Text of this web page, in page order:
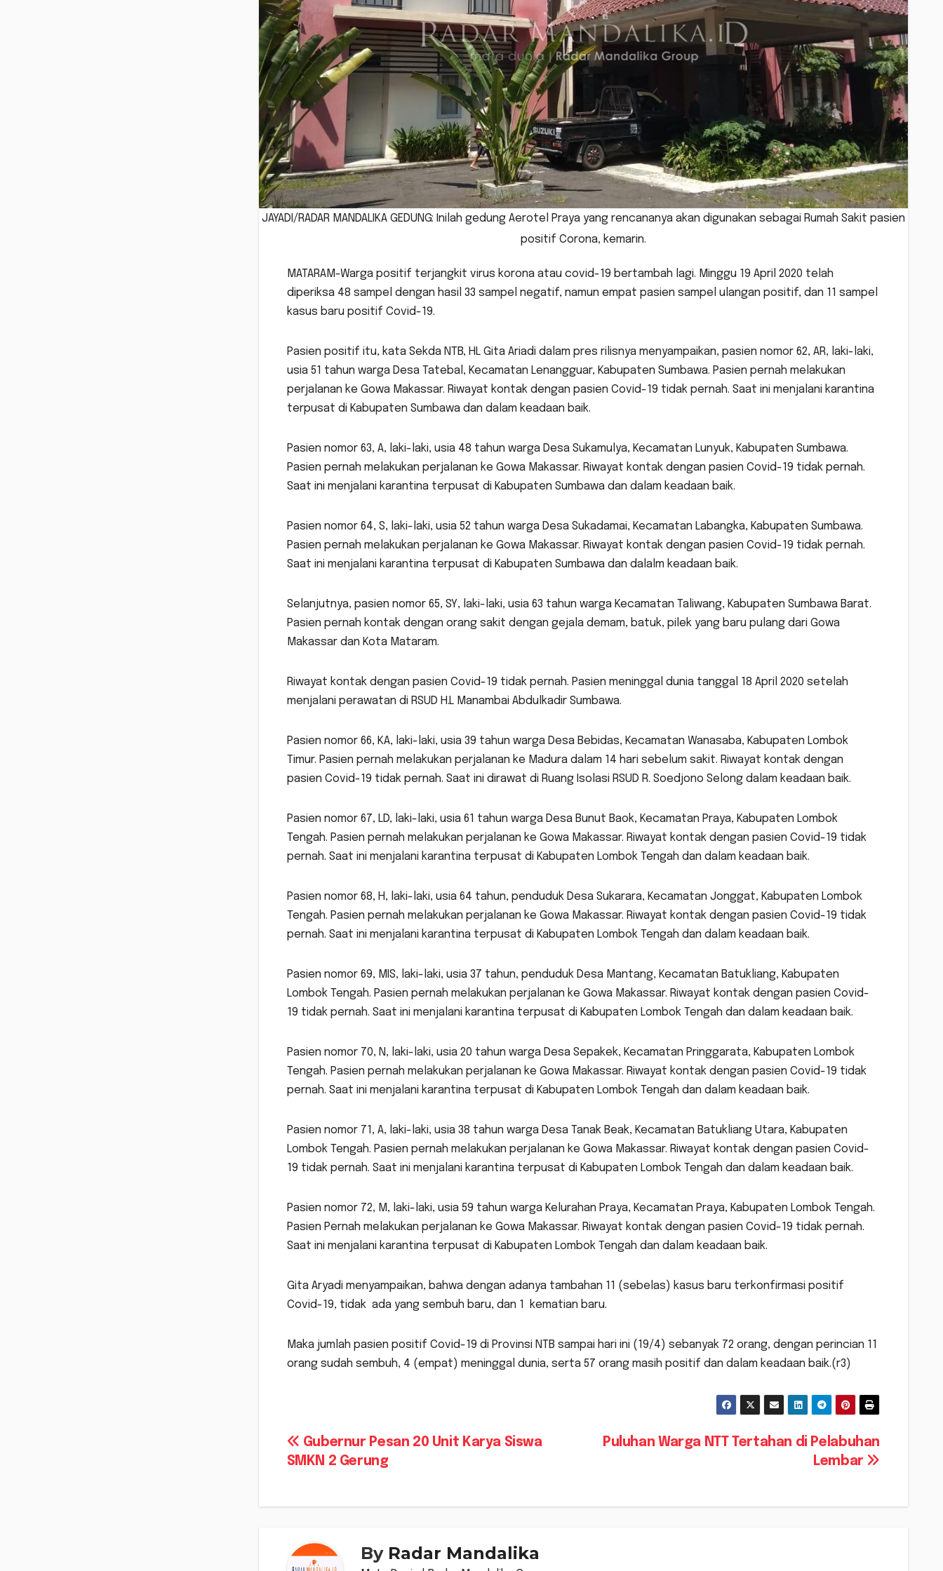
JAYADI/RADAR MANDALIKA GEDUNG: Inilah gedung Aerotel Praya yang rencananya akan digunakan sebagai Rumah Sakit pasien
positif Corona, kemarin.
MATARAM-Warga positif terjangkit virus korona atau covid-19 bertambah lagi. Minggu 19 April 2020 telah
diperiksa 48 sampel dengan hasil 33 sampel negatif, namun empat pasien sampel ulangan positif, dan 11 sampel
kasus baru positif Covid-19.
Pasien positif itu, kata Sekda NTB, HL Gita Ariadi dalam pres rilisnya menyampaikan, pasien nomor 62, AR, laki-laki,
usia 51 tahun warga Desa Tatebal, Kecamatan Lenangguar, Kabupaten Sumbawa. Pasien pernah melakukan
perjalanan ke Gowa Makassar. Riwayat kontak dengan pasien Covid-19 tidak pernah. Saat ini menjalani karantina
terpusat di Kabupaten Sumbawa dan dalam keadaan baik.
Pasien nomor 63, A, laki-laki, usia 48 tahun warga Desa Sukamulya, Kecamatan Lunyuk, Kabupaten Sumbawa.
Pasien pernah melakukan perjalanan ke Gowa Makassar. Riwayat kontak dengan pasien Covid-19 tidak pernah.
Saat ini menjalani karantina terpusat di Kabupaten Sumbawa dan dalam keadaan baik.
Pasien nomor 64, S, laki-laki, usia 52 tahun warga Desa Sukadamai, Kecamatan Labangka, Kabupaten Sumbawa.
Pasien pernah melakukan perjalanan ke Gowa Makassar. Riwayat kontak dengan pasien Covid-19 tidak pernah.
Saat ini menjalani karantina terpusat di Kabupaten Sumbawa dan dalalm keadaan baik.
Selanjutnya, pasien nomor 65, SY, laki-laki, usia 63 tahun warga Kecamatan Taliwang, Kabupaten Sumbawa Barat.
Pasien pernah kontak dengan orang sakit dengan gejala demam, batuk, pilek yang baru pulang dari Gowa
Makassar dan Kota Mataram.
Riwayat kontak dengan pasien Covid-19 tidak pernah. Pasien meninggal dunia tanggal 18 April 2020 setelah
menjalani perawatan di RSUD H.L Manambai Abdulkadir Sumbawa.
Pasien nomor 66, KA, laki-laki, usia 39 tahun warga Desa Bebidas, Kecamatan Wanasaba, Kabupaten Lombok
Timur. Pasien pernah melakukan perjalanan ke Madura dalam 14 hari sebelum sakit. Riwayat kontak dengan
pasien Covid-19 tidak pernah. Saat ini dirawat di Ruang Isolasi RSUD R. Soedjono Selong dalam keadaan baik.
Pasien nomor 67, LD, laki-laki, usia 61 tahun warga Desa Bunut Baok, Kecamatan Praya, Kabupaten Lombok
Tengah. Pasien pernah melakukan perjalanan ke Gowa Makassar. Riwayat kontak dengan pasien Covid-19 tidak
pernah. Saat ini menjalani karantina terpusat di Kabupaten Lombok Tengah dan dalam keadaan baik.
Pasien nomor 68, H, laki-laki, usia 64 tahun, penduduk Desa Sukarara, Kecamatan Jonggat, Kabupaten Lombok
Tengah. Pasien pernah melakukan perjalanan ke Gowa Makassar. Riwayat kontak dengan pasien Covid-19 tidak
pernah. Saat ini menjalani karantina terpusat di Kabupaten Lombok Tengah dan dalam keadaan baik.
Pasien nomor 69, MIS, laki-laki, usia 37 tahun, penduduk Desa Mantang, Kecamatan Batukliang, Kabupaten
Lombok Tengah. Pasien pernah melakukan perjalanan ke Gowa Makassar. Riwayat kontak dengan pasien Covid-
19 tidak pernah. Saat ini menjalani karantina terpusat di Kabupaten Lombok Tengah dan dalam keadaan baik.
Pasien nomor 70, N, laki-laki, usia 20 tahun warga Desa Sepakek, Kecamatan Pringgarata, Kabupaten Lombok
Tengah. Pasien pernah melakukan perjalanan ke Gowa Makassar. Riwayat kontak dengan pasien Covid-19 tidak
pernah. Saat ini menjalani karantina terpusat di Kabupaten Lombok Tengah dan dalam keadaan baik.
Pasien nomor 71, A, laki-laki, usia 38 tahun warga Desa Tanak Beak, Kecamatan Batukliang Utara, Kabupaten
Lombok Tengah. Pasien pernah melakukan perjalanan ke Gowa Makassar. Riwayat kontak dengan pasien Covid-
19 tidak pernah. Saat ini menjalani karantina terpusat di Kabupaten Lombok Tengah dan dalam keadaan baik.
Pasien nomor 72, M, laki-laki, usia 59 tahun warga Kelurahan Praya, Kecamatan Praya, Kabupaten Lombok Tengah.
Pasien Pernah melakukan perjalanan ke Gowa Makassar. Riwayat kontak dengan pasien Covid-19 tidak pernah.
Saat ini menjalani karantina terpusat di Kabupaten Lombok Tengah dan dalam keadaan baik.
Gita Aryadi menyampaikan, bahwa dengan adanya tambahan 11 (sebelas) kasus baru terkonfirmasi positif
Covid-19, tidak ada yang sembuh baru, dan 1 kematian baru.
Maka jumlah pasien positif Covid-19 di Provinsi NTB sampai hari ini (19/4) sebanyak 72 orang, dengan perincian 11
orang sudah sembuh, 4 (empat) meninggal dunia, serta 57 orang masih positif dan dalam keadaan baik.(r3)
Navigasi
Puluhan Warga NTT Tertahan di Pelabuhan
Lembar
Gubernur Pesan 20 Unit Karya Siswa
SMKN 2 Gerung
By Radar Mandalika